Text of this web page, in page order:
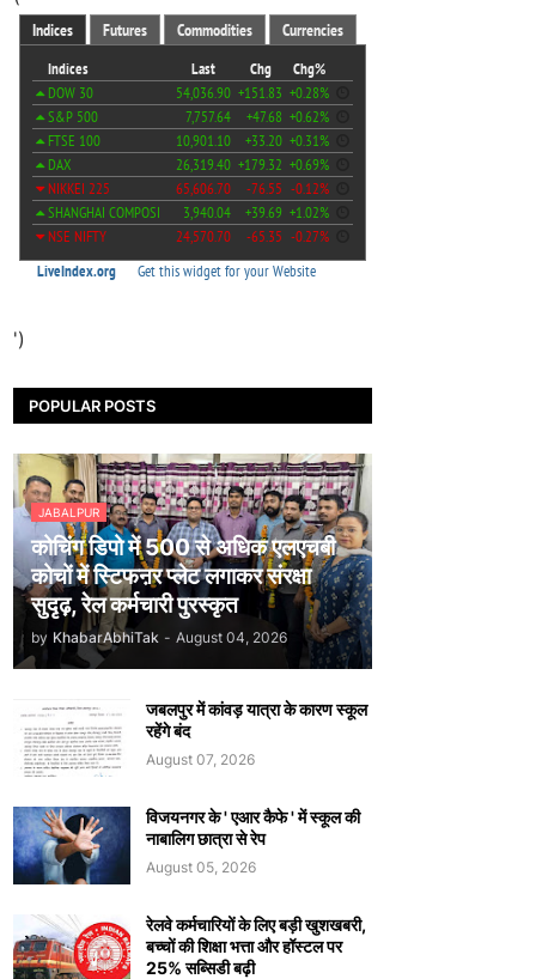
')
POPULAR POSTS
JABALPUR
कोचिंग डिपो में 500 से अधिक एलएचबी
कोचों में स्टिफऩर प्लेट लगाकर संरक्षा
सुदृढ़, रेल कर्मचारी पुरस्कृत
by KhabarAbhiTak - August 04, 2026
जबलपुर में कांवड़ यात्रा के कारण स्कूल
रहेंगे बंद
August 07, 2026
विजयनगर के ' एआर कैफे ' में स्कूल की
नाबालिग छात्रा से रेप
August 05, 2026
रेलवे कर्मचारियों के लिए बड़ी खुशखबरी,
बच्चों की शिक्षा भत्ता और हॉस्टल पर
25% सब्सिडी बढ़ी